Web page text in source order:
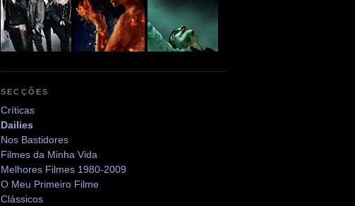
SECÇÕES
Críticas
Dailies
Nos Bastidores
Filmes da Minha Vida
Melhores Filmes 1980-2009
O Meu Primeiro Filme
Clássicos